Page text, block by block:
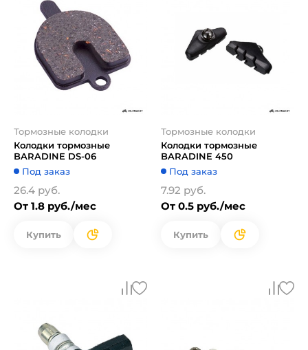
Тормозные колодки
Колодки тормозные
BARADINE DS-06
Под заказ
26.4 руб.
От 1.8 руб./мес
Купить
Тормозные колодки
Колодки тормозные
BARADINE 450
Под заказ
7.92 руб.
От 0.5 руб./мес
Купить